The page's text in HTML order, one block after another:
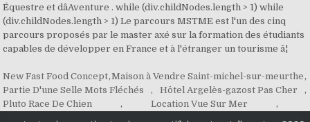
Équestre et dâAventure . while (div.childNodes.length > 1) while
(div.childNodes.length > 1) Le parcours MSTME est l'un des cinq
parcours proposés par le master axé sur la formation des étudiants
capables de développer en France et à l'étranger un tourisme â¦
New Fast Food Concept,Maison à Vendre Saint-michel-sur-meurthe,
Partie D'une Selle Mots Fléchés
, Hôtel Argelès-gazost Pas Cher
,
Pluto Race De Chien
, Location Vue Sur Mer ,